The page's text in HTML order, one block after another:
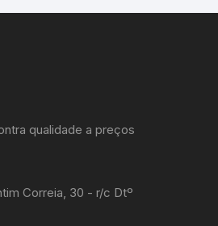
qualidade a preços
Correia, 30 - r/c Dtº